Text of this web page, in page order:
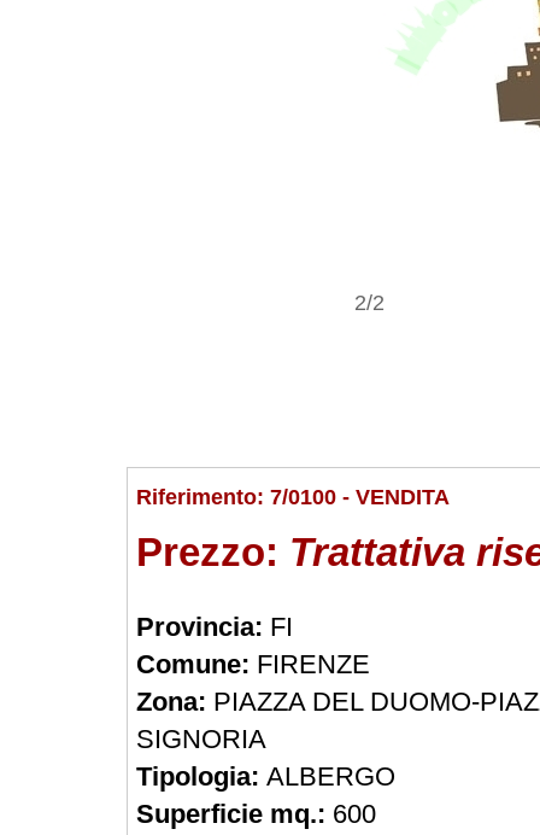
2/2
Riferimento: 7/0100 - VENDITA
Prezzo: Trattativa
Provincia: FI
Comune: FIRENZE
Zona: PIAZZA DEL DUOMO-
SIGNORIA
Tipologia: ALBERGO
Superficie mq.: 600